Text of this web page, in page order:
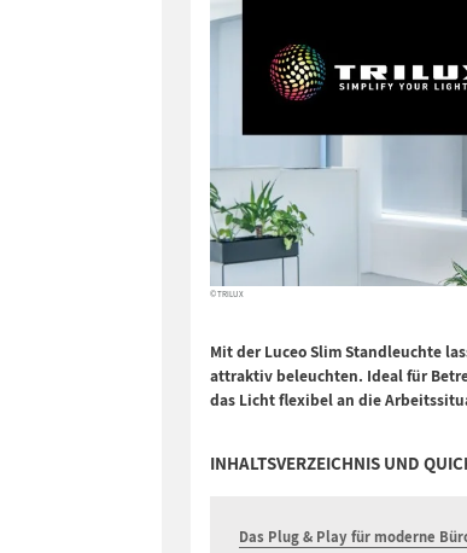
© TRILUX
Mit der Luceo Slim Standleuchte
attraktiv beleuchten. Ideal für
das Licht flexibel an die
INHALTSVERZEICHNIS UND
Das Plug & Play für moderne